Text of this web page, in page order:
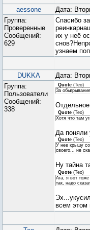
aessone Дата:
Группа:
Проверенные
Сообщений:
629
Спасибо
их у неё
узнаем
DUKKA Дата:
Группа:
Пользователи
Сообщений:
338
Quote (Teo)
За
Quote (Teo)
Хотя что там
Да поняли
Quote (Teo)
У нее крышу
своего... не
Ну тайна
Quote (Teo)
Ага, я вот
так, надо
всем этом